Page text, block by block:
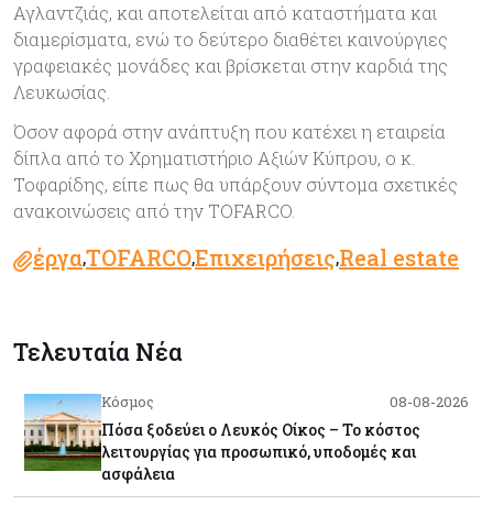
Αγλαντζιάς, και αποτελείται από καταστήματα και
διαμερίσματα, ενώ το δεύτερο διαθέτει καινούργιες
γραφειακές μονάδες και βρίσκεται στην καρδιά της
Λευκωσίας.
Όσον αφορά στην ανάπτυξη που κατέχει η εταιρεία
δίπλα από το Χρηματιστήριο Αξιών Κύπρου, ο κ.
Τοφαρίδης, είπε πως θα υπάρξουν σύντομα σχετικές
ανακοινώσεις από την TOFARCO.
έργα,TOFARCO,Επιχειρήσεις,Real estate
Τελευταία Νέα
Κόσμος 08-08-2026
Πόσα ξοδεύει ο Λευκός Οίκος – Το κόστος
λειτουργίας για προσωπικό, υποδομές και
ασφάλεια